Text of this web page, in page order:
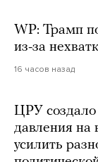
WP: Трамп
из-за
16 часов назад
ЦРУ создало
давления на
усилить